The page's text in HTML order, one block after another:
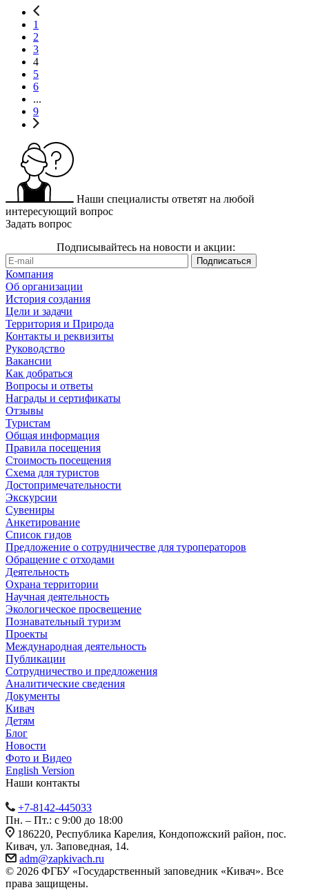
1
2
3
4
5
6
...
9
Наши специалисты ответят на любой
интересующий вопрос
Задать вопрос
Подписывайтесь на новости и акции:
Компания
Об организации
История создания
Цели и задачи
Территория и Природа
Контакты и реквизиты
Руководство
Вакансии
Как добраться
Вопросы и ответы
Награды и сертификаты
Отзывы
Туристам
Общая информация
Правила посещения
Стоимость посещения
Схема для туристов
Достопримечательности
Экскурсии
Сувениры
Анкетирование
Список гидов
Предложение о сотрудничестве для туроператоров
Обращение с отходами
Деятельность
Охрана территории
Научная деятельность
Экологическое просвещение
Познавательный туризм
Проекты
Международная деятельность
Публикации
Сотрудничество и предложения
Аналитические сведения
Документы
Кивач
Детям
Блог
Новости
Фото и Видео
English Version
Наши контакты
+7-8142-445033
Пн. – Пт.: с 9:00 до 18:00
186220, Республика Карелия, Кондопожский район, пос.
Кивач, ул. Заповедная, 14.
adm@zapkivach.ru
© 2026 ФГБУ «Государственный заповедник «Кивач». Все
права защищены.